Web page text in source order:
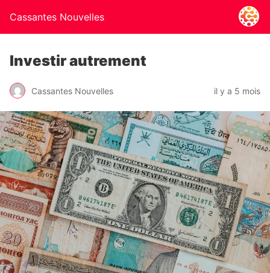
Cassantes Nouvelles
Investir autrement
Cassantes Nouvelles il y a 5 mois